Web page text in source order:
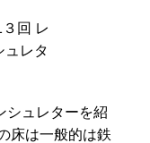
シュレターを紹
床は一般的は鉄